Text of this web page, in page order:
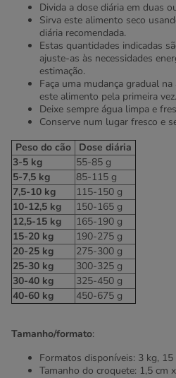
Divida a dose diária em duas
Sirva este alimento seco
diária recomendada.
Estas quantidades indicadas
ajuste-as às necessidades
estimação.
Faça uma mudança gradual
este alimento pela primeira vez.
Deixe sempre água limpa e
Conserve num lugar fresco e
Peso do cão
Dose diária
3-5 kg
55-85 g
5-7,5 kg
85-115 g
7,5-10 kg
115-150 g
10-12,5 kg
150-165 g
12,5-15 kg
165-190 g
15-20 kg
190-275 g
20-25 kg
275-300 g
25-30 kg
300-325 g
30-40 kg
325-450 g
40-60 kg
450-675 g
Tamanho/formato:
Formatos disponíveis: 3 kg, 15
Tamanho do croquete: 1,5 cm